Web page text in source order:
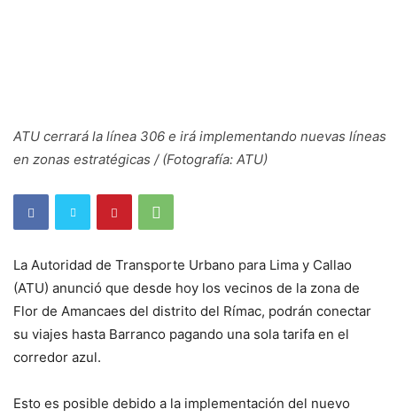
ATU cerrará la línea 306 e irá implementando nuevas líneas
en zonas estratégicas / (Fotografía: ATU)
La Autoridad de Transporte Urbano para Lima y Callao
(ATU) anunció que desde hoy los vecinos de la zona de
Flor de Amancaes del distrito del Rímac, podrán conectar
su viajes hasta Barranco pagando una sola tarifa en el
corredor azul.
Esto es posible debido a la implementación del nuevo